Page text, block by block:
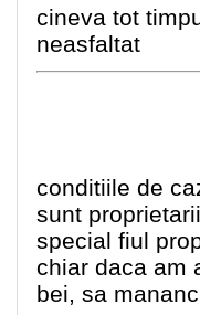
cineva tot
neasfaltat
conditiile de
sunt
special fiul
chiar daca am
bei, sa